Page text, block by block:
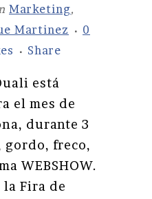
Marketing,
Martinez
0
Share
está
el mes de
durante 3
gordo, freco,
WEBSHOW.
Fira de